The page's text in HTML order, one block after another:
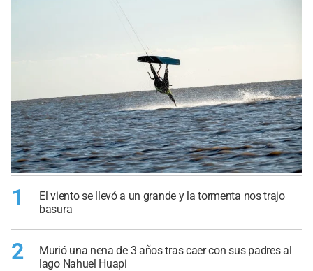
1
El viento se llevó a un grande y la tormenta nos trajo
basura
2
Murió una nena de 3 años tras caer con sus padres al
lago Nahuel Huapi